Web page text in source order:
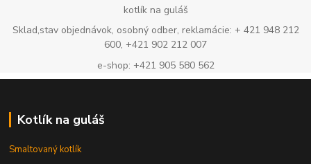
kotlík na guláš
Sklad,stav objednávok, osobný odber, reklamácie: + 421 948 212
600, +421 902 212 007
e-shop: +421 905 580 562
Kotlík na guláš
Smaltovaný kotlík